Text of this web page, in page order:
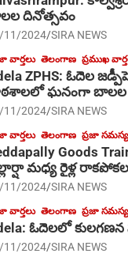
దినోత్సవం
11/2024 SIRA NEWS
వార్తలు తెలంగాణ ప్రముఖ
ZPHS: ఓదెల
ఘనంగా బాలల
11/2024 SIRA NEWS
వార్తలు తెలంగాణ ప్రజా
Goods
మధ్య రైళ్ల
11/2024 SIRA NEWS
వార్తలు తెలంగాణ ప్రజా
ఓదెలలో కులగణన
11/2024 SIRA NEWS